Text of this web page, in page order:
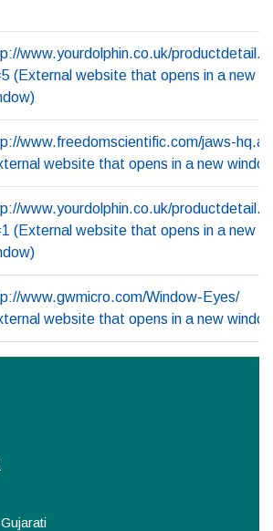
www.yourdolphin.co.uk/
(External website that opens in a new
www.freedomscientific.com/jaws-
website that opens in a new
www.yourdolphin.co.uk/
(External website that opens in a new
www.gwmicro.com/Window-Eyes/
website that opens in a new